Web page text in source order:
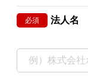
必須 法人名